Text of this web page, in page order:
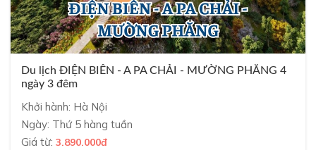
Du lịch ĐIỆN BIÊN - A PA CHẢI - MƯỜNG PHĂNG 4
ngày 3 đêm
Khởi hành: Hà Nội
Ngày: Thứ 5 hàng tuần
Giá từ: 3.890.000đ